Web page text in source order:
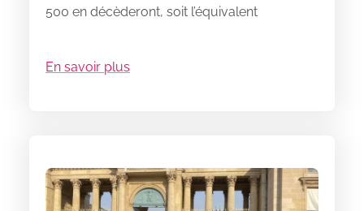
500 en décèderont, soit l’équivalent
En savoir plus